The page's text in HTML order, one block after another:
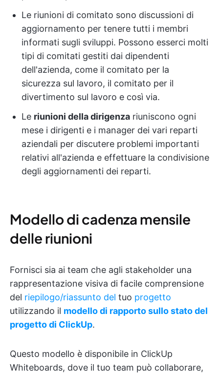
Le riunioni di comitato sono discussioni di
aggiornamento per tenere tutti i membri
informati sugli sviluppi. Possono esserci molti
tipi di comitati gestiti dai dipendenti
dell'azienda, come il comitato per la
sicurezza sul lavoro, il comitato per il
divertimento sul lavoro e così via.
Le riunioni della dirigenza riuniscono ogni
mese i dirigenti e i manager dei vari reparti
aziendali per discutere problemi importanti
relativi all'azienda e effettuare la condivisione
degli aggiornamenti dei reparti.
Modello di cadenza mensile
delle riunioni
Fornisci sia ai team che agli stakeholder una
rappresentazione visiva di facile comprensione
del riepilogo/riassunto del tuo progetto
utilizzando il modello di rapporto sullo stato del
progetto di ClickUp.
Questo modello è disponibile in ClickUp
Whiteboards, dove il tuo team può collaborare,